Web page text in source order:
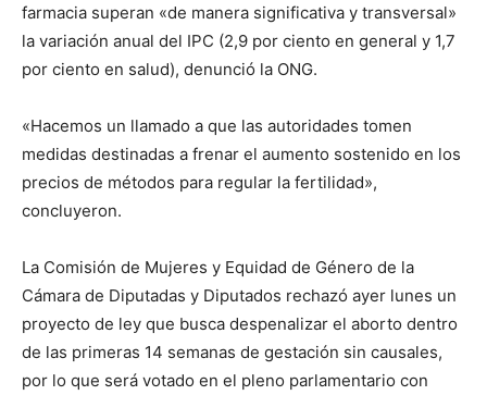
farmacia superan «de manera significativa y transversal»
la variación anual del IPC (2,9 por ciento en general y 1,7
por ciento en salud), denunció la ONG.
«Hacemos un llamado a que las autoridades tomen
medidas destinadas a frenar el aumento sostenido en los
precios de métodos para regular la fertilidad»,
concluyeron.
La Comisión de Mujeres y Equidad de Género de la
Cámara de Diputadas y Diputados rechazó ayer lunes un
proyecto de ley que busca despenalizar el aborto dentro
de las primeras 14 semanas de gestación sin causales,
por lo que será votado en el pleno parlamentario con